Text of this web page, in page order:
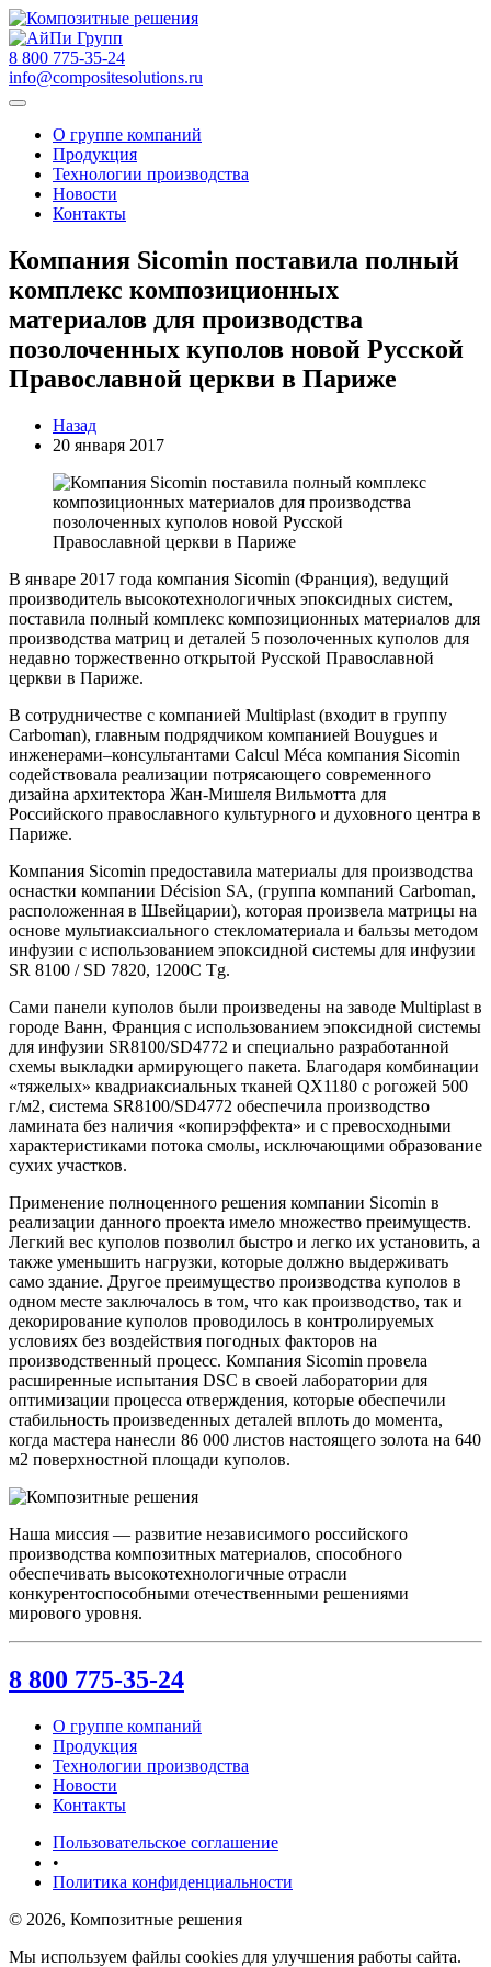
8 800 775-35-24
info@compositesolutions.ru
О группе компаний
Продукция
Технологии производства
Новости
Контакты
Компания Sicomin поставила полный
комплекс композиционных
материалов для производства
позолоченных куполов новой Русской
Православной церкви в Париже
Назад
20 января 2017
В январе 2017 года компания Sicomin (Франция), ведущий
производитель высокотехнологичных эпоксидных систем,
поставила полный комплекс композиционных материалов для
производства матриц и деталей 5 позолоченных куполов для
недавно торжественно открытой Русской Православной
церкви в Париже.
В сотрудничестве с компанией Multiplast (входит в группу
Carboman), главным подрядчиком компанией Bouygues и
инженерами–консультантами Calcul Méca компания Sicomin
содействовала реализации потрясающего современного
дизайна архитектора Жан-Мишеля Вильмотта для
Российского православного культурного и духовного центра в
Париже.
Компания Sicomin предоставила материалы для производства
оснастки компании Décision SA, (группа компаний Carboman,
расположенная в Швейцарии), которая произвела матрицы на
основе мультиаксиального стекломатериала и бальзы методом
инфузии с использованием эпоксидной системы для инфузии
SR 8100 / SD 7820, 1200C Tg.
Сами панели куполов были произведены на заводе Multiplast в
городе Ванн, Франция с использованием эпоксидной системы
для инфузии SR8100/SD4772 и специально разработанной
схемы выкладки армирующего пакета. Благодаря комбинации
«тяжелых» квадриаксиальных тканей QX1180 с рогожей 500
г/м2, система SR8100/SD4772 обеспечила производство
ламината без наличия «копирэффекта» и с превосходными
характеристиками потока смолы, исключающими образование
сухих участков.
Применение полноценного решения компании Sicomin в
реализации данного проекта имело множество преимуществ.
Легкий вес куполов позволил быстро и легко их установить, а
также уменьшить нагрузки, которые должно выдерживать
само здание. Другое преимущество производства куполов в
одном месте заключалось в том, что как производство, так и
декорирование куполов проводилось в контролируемых
условиях без воздействия погодных факторов на
производственный процесс. Компания Sicomin провела
расширенные испытания DSC в своей лаборатории для
оптимизации процесса отверждения, которые обеспечили
стабильность произведенных деталей вплоть до момента,
когда мастера нанесли 86 000 листов настоящего золота на 640
м2 поверхностной площади куполов.
Наша миссия — развитие независимого российского
производства композитных материалов, способного
обеспечивать высокотехнологичные отрасли
конкурентоспособными отечественными решениями
мирового уровня.
8 800 775-35-24
О группе компаний
Продукция
Технологии производства
Новости
Контакты
Пользовательское соглашение
•
Политика конфиденциальности
© 2026, Композитные решения
Мы используем файлы cookies для улучшения работы сайта.